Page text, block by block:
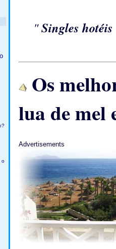
o
"Singles
Os
lua de mel
Advertisements